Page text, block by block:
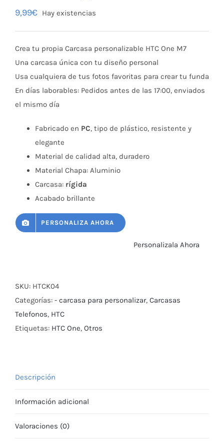
9,99€ Hay existencias
Crea tu propia Carcasa personalizable HTC One M7
Una carcasa única con tu diseño personal
Usa cualquiera de tus fotos favoritas para crear tu funda
En días laborables: Pedidos antes de las 17:00, enviados
el mismo día
Fabricado en PC, tipo de plástico, resistente y
elegante
Material de calidad alta, duradero
Material Chapa: Aluminio
Carcasa: rígida
Acabado brillante
PERSONALIZA AHORA
Personalizala Ahora
SKU: HTCK04
Categorías: - carcasa para personalizar, Carcasas
Telefonos, HTC
Etiquetas: HTC One, Otros
Descripción
Información adicional
Valoraciones (0)